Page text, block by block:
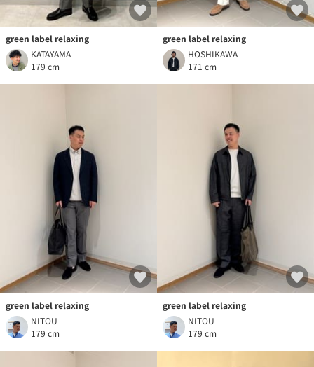
green label relaxing
KATAYAMA
179 cm
green label relaxing
HOSHIKAWA
171 cm
green label relaxing
NITOU
179 cm
green label relaxing
NITOU
179 cm